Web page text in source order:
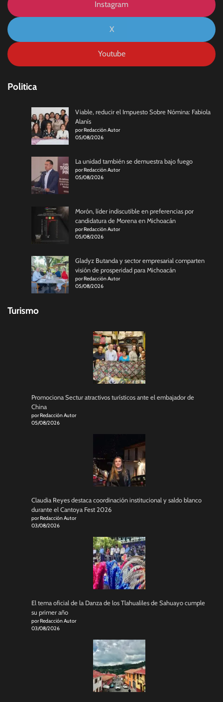
Instagram
X
Youtube
Politica
Viable, reducir el Impuesto Sobre Nómina: Fabiola
Alanís
por Redacción Autor
05/08/2026
La unidad también se demuestra bajo fuego
por Redacción Autor
05/08/2026
Morón, líder indiscutible en preferencias por
candidatura de Morena en Michoacán
por Redacción Autor
05/08/2026
Gladyz Butanda y sector empresarial comparten
visión de prosperidad para Michoacán
por Redacción Autor
05/08/2026
Turismo
Promociona Sectur atractivos turísticos ante el embajador de
China
por Redacción Autor
05/08/2026
Claudia Reyes destaca coordinación institucional y saldo blanco
durante el Cantoya Fest 2026
por Redacción Autor
03/08/2026
El tema oficial de la Danza de los Tlahualiles de Sahuayo cumple
su primer año
por Redacción Autor
03/08/2026